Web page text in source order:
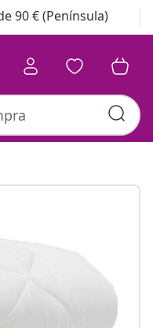
90 € (Península)